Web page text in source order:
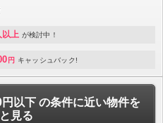
上 が検討中！
円 キャッシュバック!
以下 の条件に近い物件を
見る